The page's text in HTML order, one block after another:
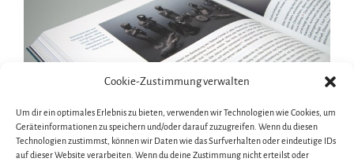
Cookie-Zustimmung verwalten
Um dir ein optimales Erlebnis zu bieten, verwenden wir Technologien wie Cookies, um
Geräteinformationen zu speichern und/oder darauf zuzugreifen. Wenn du diesen
Technologien zustimmst, können wir Daten wie das Surfverhalten oder eindeutige IDs
auf dieser Website verarbeiten. Wenn du deine Zustimmung nicht erteilst oder